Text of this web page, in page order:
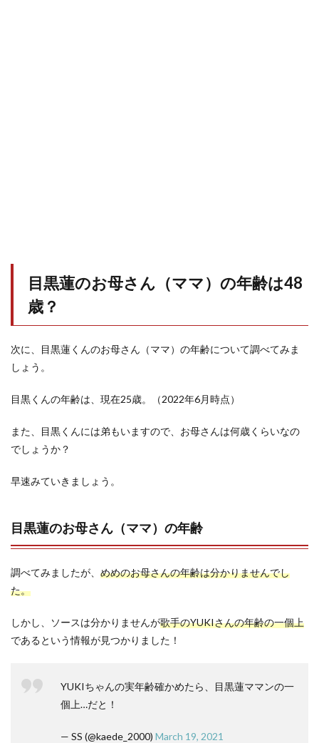
目黒蓮のお母さん（ママ）の年齢は48
歳？
次に、目黒蓮くんのお母さん（ママ）の年齢について調べてみま
しょう。
目黒くんの年齢は、現在25歳。（2022年6月時点）
また、目黒くんには弟もいますので、お母さんは何歳くらいなの
でしょうか？
早速みていきましょう。
目黒蓮のお母さん（ママ）の年齢
調べてみましたが、 めめのお母さんの年齢は分かりませんでし
た。
しかし、ソースは分かりませんが歌手のYUKIさんの年齢の一個上
であるという情報が見つかりました！
YUKIちゃんの実年齢確かめたら、目黒蓮ママンの一
個上…だと！
— SS (@kaede_2000) March 19, 2021